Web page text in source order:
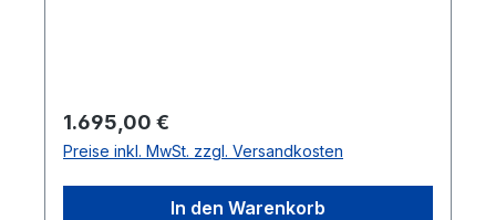
100 - 120m Folie pro Kilogramm Rollen im
stabilen Karton Alle Rollen sind in Kartons
zu je 6 Stück Lieferumfang: 216 Rollen
Regulärer Preis:
1.695,00 €
Preise inkl. MwSt. zzgl. Versandkosten
In den Warenkorb